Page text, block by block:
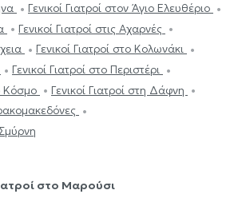
Γενικοί Γιατροί στον Άγιο Ελευθέριο
Γενικοί Γιατροί στις Αχαρνές
Γενικοί Γιατροί στο Κολωνάκι
Γενικοί Γιατροί στο Περιστέρι
Κόσμο
Γενικοί Γιατροί στη Δάφνη
στο Μαρούσι